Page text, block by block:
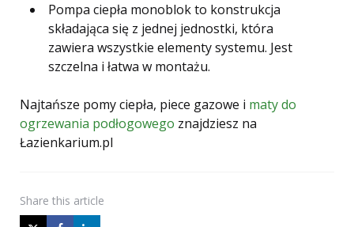
Pompa ciepła monoblok to konstrukcja
składająca się z jednej jednostki, która
zawiera wszystkie elementy systemu. Jest
szczelna i łatwa w montażu.
Najtańsze pomy ciepła, piece gazowe i maty do
ogrzewania podłogowego znajdziesz na
Łazienkarium.pl
Share this article